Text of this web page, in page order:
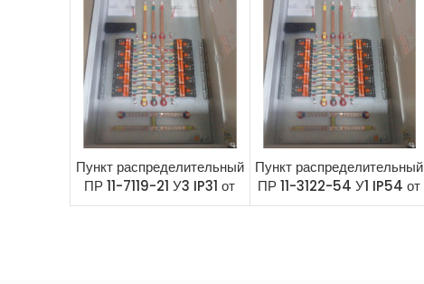
Пункт распределительный
ПР 11-7119-21 У3 IP31 от
Пункт распределительный
ПР 11-3122-54 У1 IP54 от